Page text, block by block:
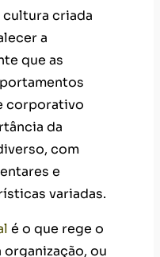
cultura criada
a
que as
corporativo
da
com
e
variadas.
é o que rege o
ou